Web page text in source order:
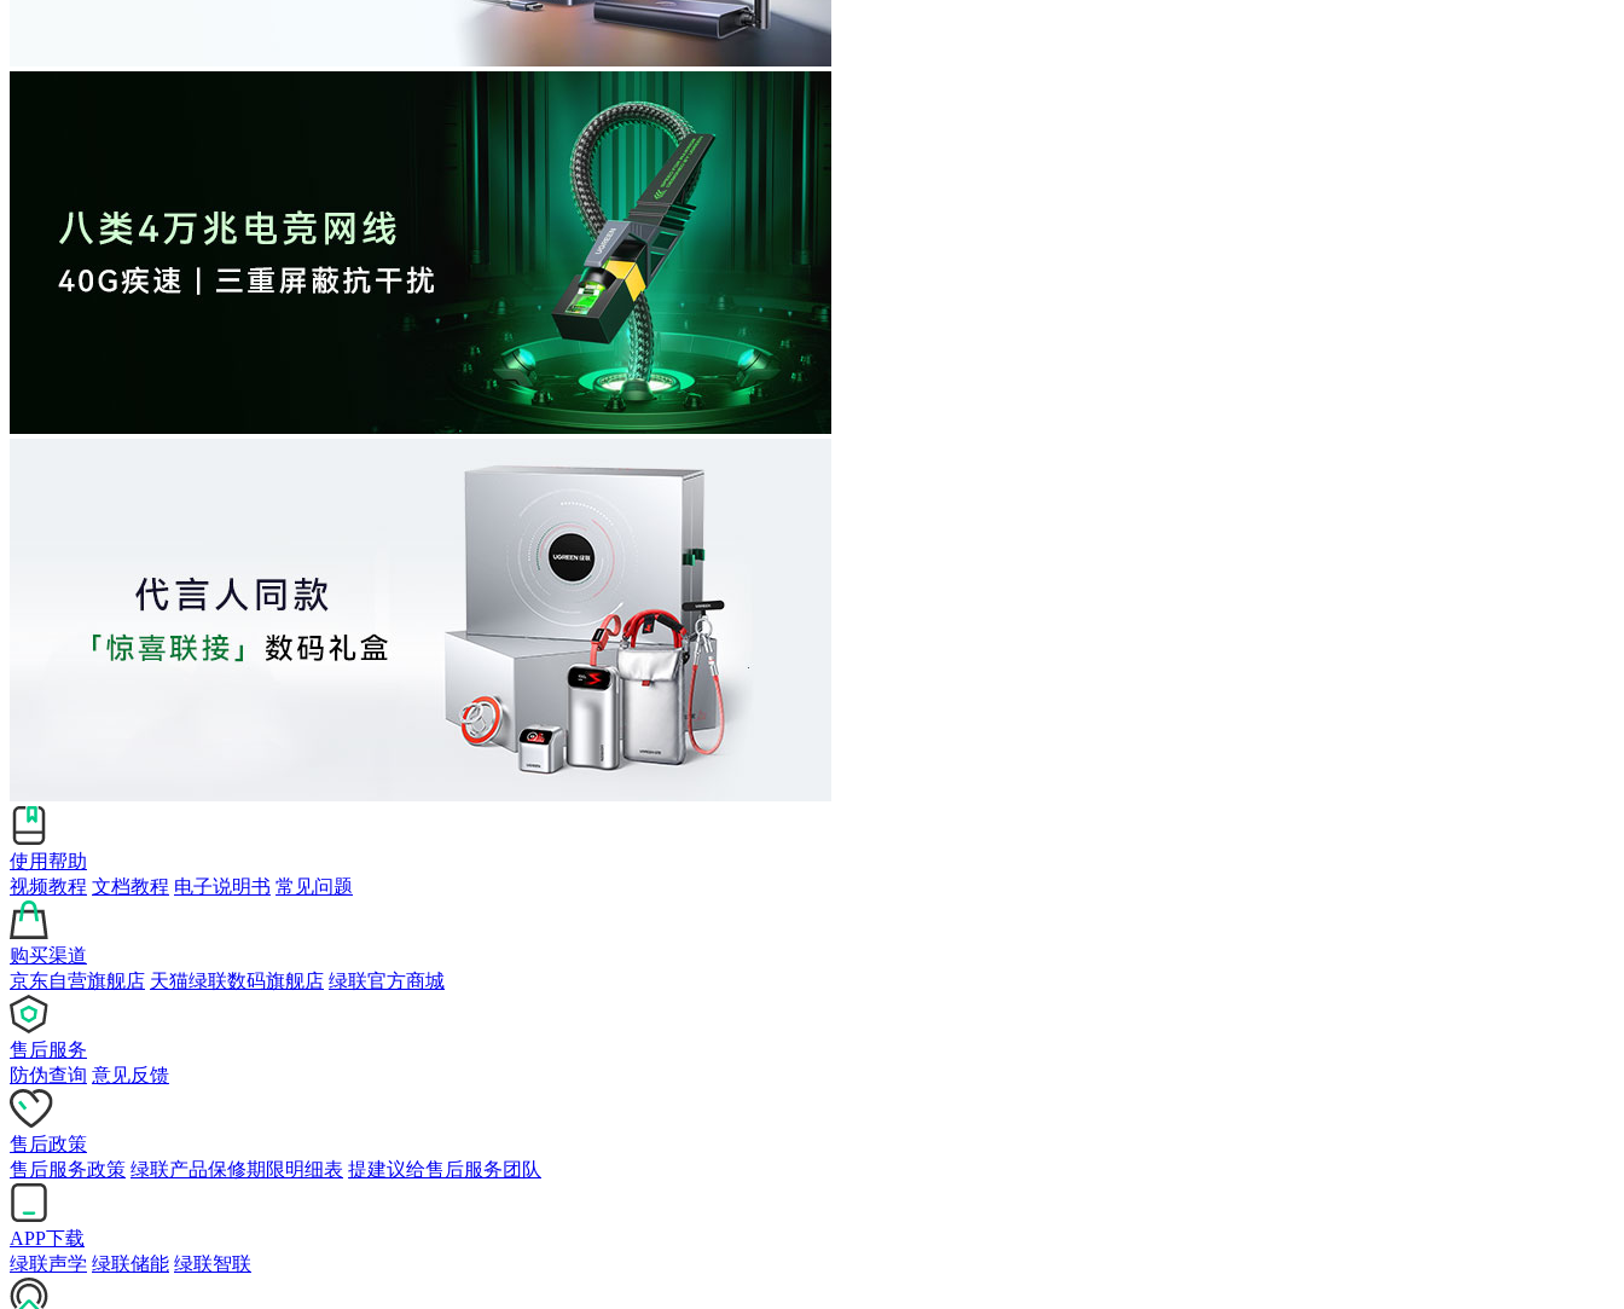
使用帮助
视频教程 文档教程 电子说明书 常见问题
购买渠道
京东自营旗舰店 天猫绿联数码旗舰店 绿联官方商城
售后服务
防伪查询 意见反馈
售后政策
售后服务政策 绿联产品保修期限明细表 提建议给售后服务团队
APP下载
绿联声学 绿联储能 绿联智联